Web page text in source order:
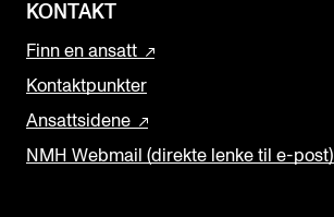
KONTAKT
Finn en ansatt
Kontaktpunkter
Ansattsidene
NMH Webmail (direkte lenke til e-post)